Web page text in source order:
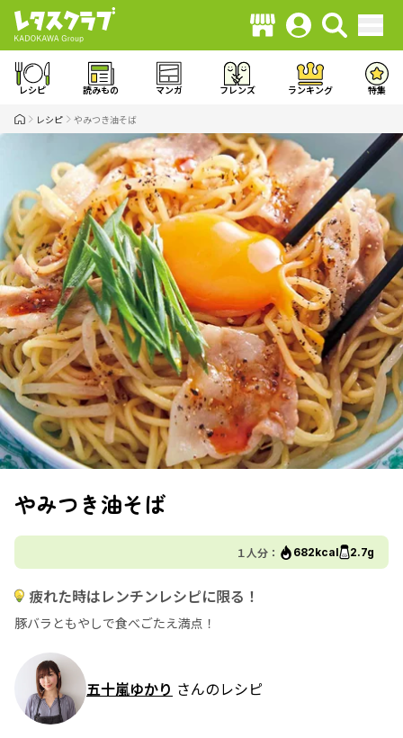
レシピ 読みもの マンガ フレンズ ランキング 特集
レシピ やみつき油そば
やみつき油そば
１人分： 682kcal 2.7g
疲れた時はレンチンレシピに限る！
豚バラともやしで食べごたえ満点！
五十嵐ゆかり さんのレシピ